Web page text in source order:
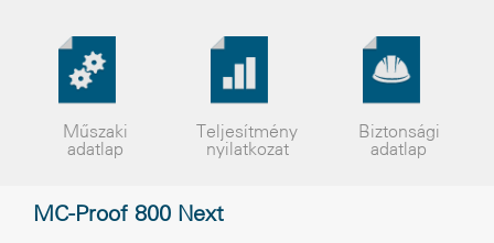
Műszaki
adatlap
Teljesítmény
nyilatkozat
Biztonsági
adatlap
MC-Proof 800 Next